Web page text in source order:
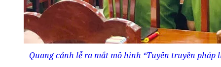
Quang cảnh lễ ra mắt mô hình “Tuyên truyền